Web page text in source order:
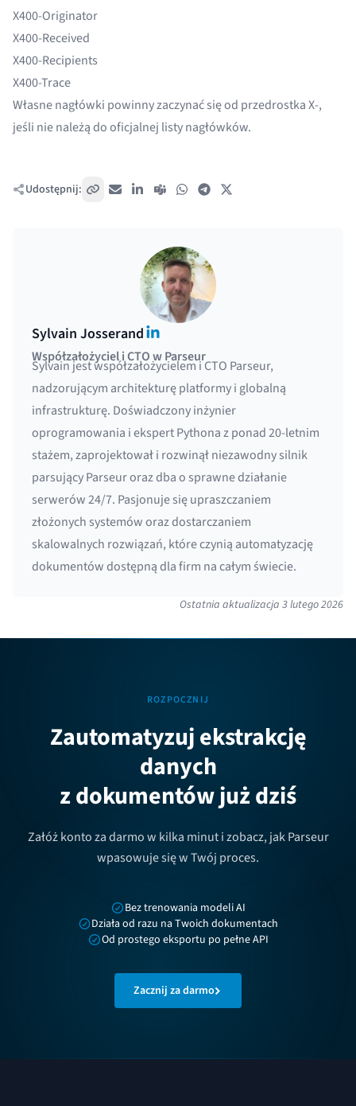
X400-Originator
X400-Received
X400-Recipients
X400-Trace
Własne nagłówki powinny zaczynać się od przedrostka X-,
jeśli nie należą do oficjalnej listy nagłówków.
Udostępnij: Skopiuj link
E-mail LinkedIn
Teams WhatsAppTelegram
Sylvain JosserandLinkedIn
Współzałożyciel i CTO w Parseur
Sylvain jest współzałożycielem i CTO Parseur,
nadzorującym architekturę platformy i globalną
infrastrukturę. Doświadczony inżynier
oprogramowania i ekspert Pythona z ponad 20-letnim
stażem, zaprojektował i rozwinął niezawodny silnik
parsujący Parseur oraz dba o sprawne działanie
serwerów 24/7. Pasjonuje się upraszczaniem
złożonych systemów oraz dostarczaniem
skalowalnych rozwiązań, które czynią automatyzację
dokumentów dostępną dla firm na całym świecie.
Ostatnia aktualizacja 3 lutego 2026
ROZPOCZNIJ
Zautomatyzuj ekstrakcję
danych
z dokumentów już dziś
Załóż konto za darmo w kilka minut i zobacz, jak Parseur
wpasowuje się w Twój proces.
Bez trenowania modeli AI
Działa od razu na Twoich dokumentach
Od prostego eksportu po pełne API
Zacznij za darmo